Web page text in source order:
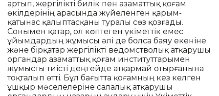
артып, жергілікті билік пен азаматтық қоғам
өкілдерінің арасында жүйеленген қарым-
қатынас қалыптасқаны туралы сөз қозғады.
Сонымен қатар, ол көптеген үкіметтік емес
ұйымдардың жұмысы әлі де болса баяу екеніне
және бірқатар жергілікті ведомстволық атқарушы
органдар азаматтық қоғам институттарымен
жұмысты тиісті деңгейде атқармай отырғанына
тоқталып өтті. Бұл бағытта қоғамның кез келген
ұшқыр мәселелеріне салалық атқарушы